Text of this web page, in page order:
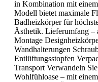
in Kombination mit
Modell bietet maximale
Badheizkörper für
Ästhetik. Lieferumfang –
Montage
Wandhalterungen
Entlüftungsstopfen
Transport Verwandeln
Wohlfühloase – mit